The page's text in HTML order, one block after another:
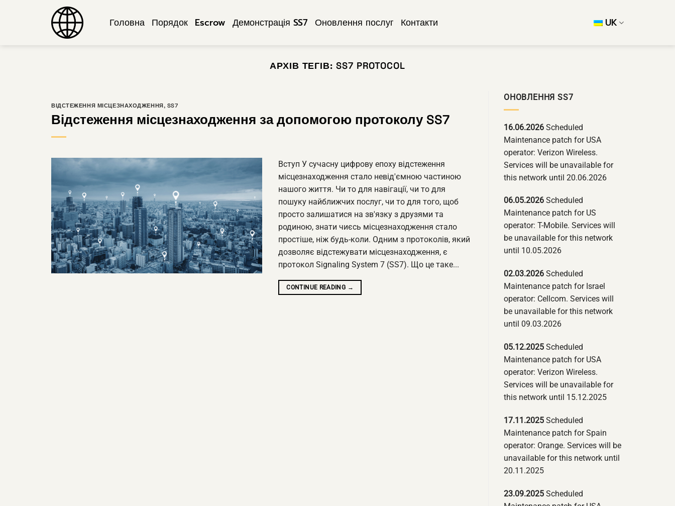
Головна Порядок Escrow Демонстрація SS7 Оновлення послуг Контакти UK
АРХІВ ТЕГІВ: SS7 PROTOCOL
ВІДСТЕЖЕННЯ МІСЦЕЗНАХОДЖЕННЯ, SS7
Відстеження місцезнаходження за допомогою протоколу SS7
Вступ У сучасну цифрову епоху відстеження
місцезнаходження стало невід'ємною частиною
нашого життя. Чи то для навігації, чи то для
пошуку найближчих послуг, чи то для того, щоб
просто залишатися на зв'язку з друзями та
родиною, знати чиєсь місцезнаходження стало
простіше, ніж будь-коли. Одним з протоколів, який
дозволяє відстежувати місцезнаходження, є
протокол Signaling System 7 (SS7). Що це таке...
CONTINUE READING →
ОНОВЛЕННЯ SS7
16.06.2026 Scheduled
Maintenance patch for USA
operator: Verizon Wireless.
Services will be unavailable for
this network until 20.06.2026
06.05.2026 Scheduled
Maintenance patch for US
operator: T-Mobile. Services will
be unavailable for this network
until 10.05.2026
02.03.2026 Scheduled
Maintenance patch for Israel
operator: Cellcom. Services will
be unavailable for this network
until 09.03.2026
05.12.2025 Scheduled
Maintenance patch for USA
operator: Verizon Wireless.
Services will be unavailable for
this network until 15.12.2025
17.11.2025 Scheduled
Maintenance patch for Spain
operator: Orange. Services will be
unavailable for this network until
20.11.2025
23.09.2025 Scheduled